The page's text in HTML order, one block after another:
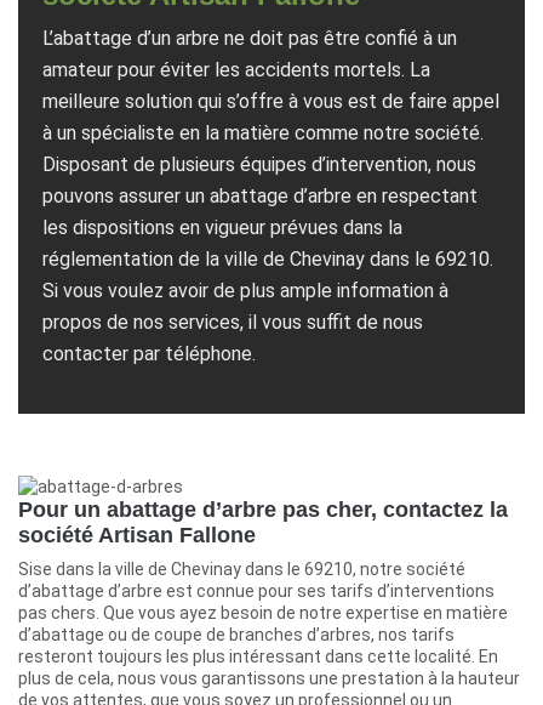
L’abattage d’un arbre ne doit pas être confié à un
amateur pour éviter les accidents mortels. La
meilleure solution qui s’offre à vous est de faire appel
à un spécialiste en la matière comme notre société.
Disposant de plusieurs équipes d’intervention, nous
pouvons assurer un abattage d’arbre en respectant
les dispositions en vigueur prévues dans la
réglementation de la ville de Chevinay dans le 69210.
Si vous voulez avoir de plus ample information à
propos de nos services, il vous suffit de nous
contacter par téléphone.
Pour un abattage d’arbre pas cher, contactez la
société Artisan Fallone
Sise dans la ville de Chevinay dans le 69210, notre société
d’abattage d’arbre est connue pour ses tarifs d’interventions
pas chers. Que vous ayez besoin de notre expertise en matière
d’abattage ou de coupe de branches d’arbres, nos tarifs
resteront toujours les plus intéressant dans cette localité. En
plus de cela, nous vous garantissons une prestation à la hauteur
de vos attentes, que vous soyez un professionnel ou un